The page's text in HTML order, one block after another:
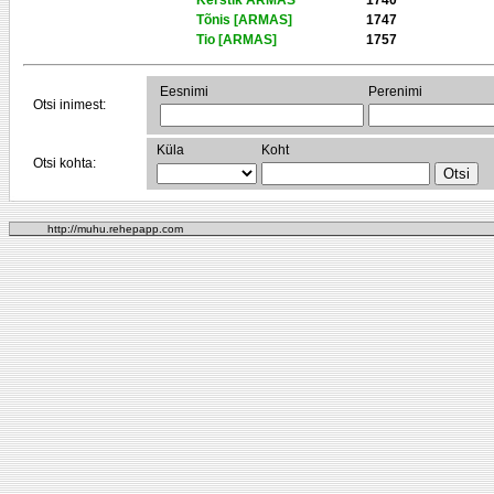
Tõnis [ARMAS]
1747
Tio [ARMAS]
1757
Otsi inimest:
Eesnimi Perenimi
Otsi kohta:
Küla Koht
http://muhu.rehepapp.com